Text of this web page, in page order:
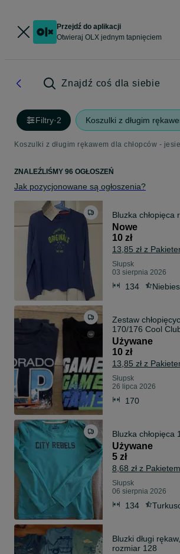
Przejdź do aplikacji
Otwieraj OLX jednym tapnięciem
Znajdź coś dla siebie
Filtry·2 Koszulki z długim
Koszulki z długim rękawem dla chłopców -
ZNALEŹLIŚMY 96 OGŁOSZEŃ
Jak pozycjonowane są ogłoszenia?
Bluzka chłopięca
Nowe
10 zł
13,85 zł z
Słupsk
03 sierpnia 2026
134
Zestaw
170/176 Cool
długim rękawem
Używane
10 zł
13,85 zł z
Słupsk
26 lipca 2026
170
Bluzka chłopięca
Używane
5 zł
8,68 zł z
Słupsk
06 sierpnia 2026
134
Bluzki długi
rozmiar 128